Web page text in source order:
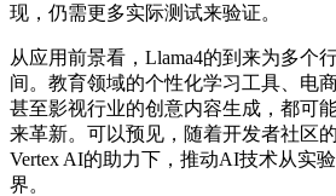
现，仍需更多实际测试来验证。
从应用前景看，Llama4的到来为多个
间。教育领域的个性化学习工具、电
甚至影视行业的创意内容生成，都可
来革新。可以预见，随着开发者社区
Vertex AI的助力下，推动AI技术从实
界。